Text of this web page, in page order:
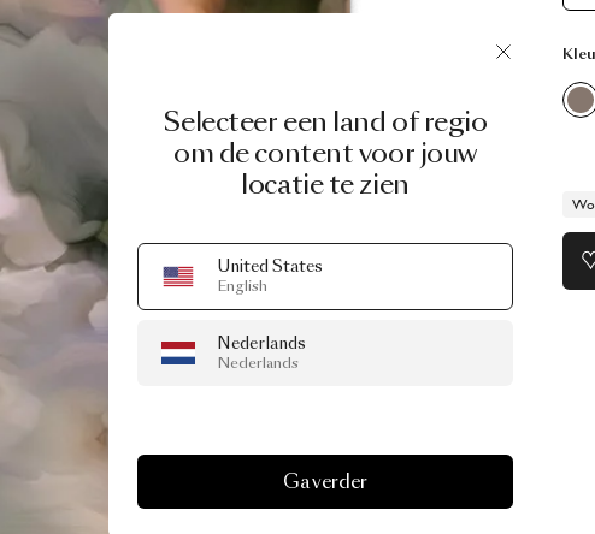
Selecteer een land of regio
om de content voor jouw
locatie te zien
United States
English
Nederlands
Nederlands
Ga verder